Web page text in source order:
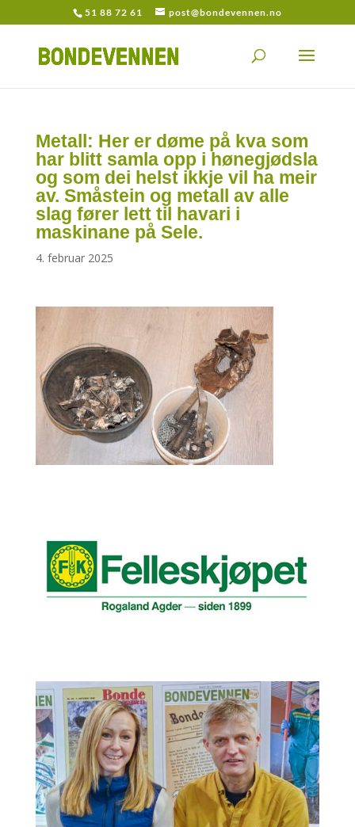
51 88 72 61 post@bondevennen.no
Metall: Her er døme på kva som
har blitt samla opp i hønegjødsla
og som dei helst ikkje vil ha meir
av. Småstein og metall av alle
slag fører lett til havari i
maskinane på Sele.
4. februar 2025